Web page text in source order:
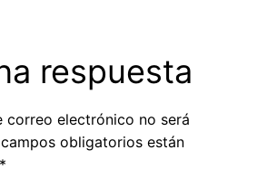
respuesta
correo electrónico no será
obligatorios están
*